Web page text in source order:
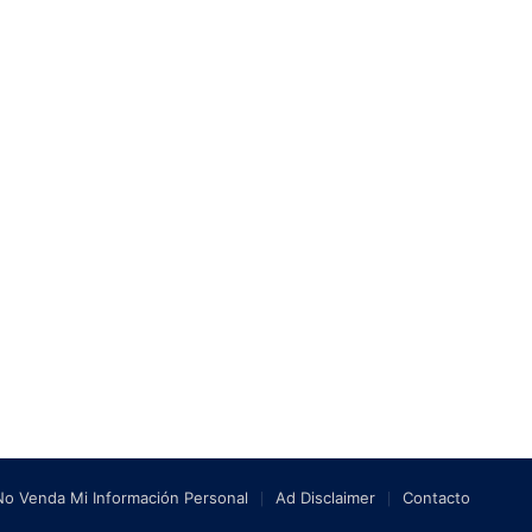
Venda Mi Información Personal Ad Disclaimer Contacto